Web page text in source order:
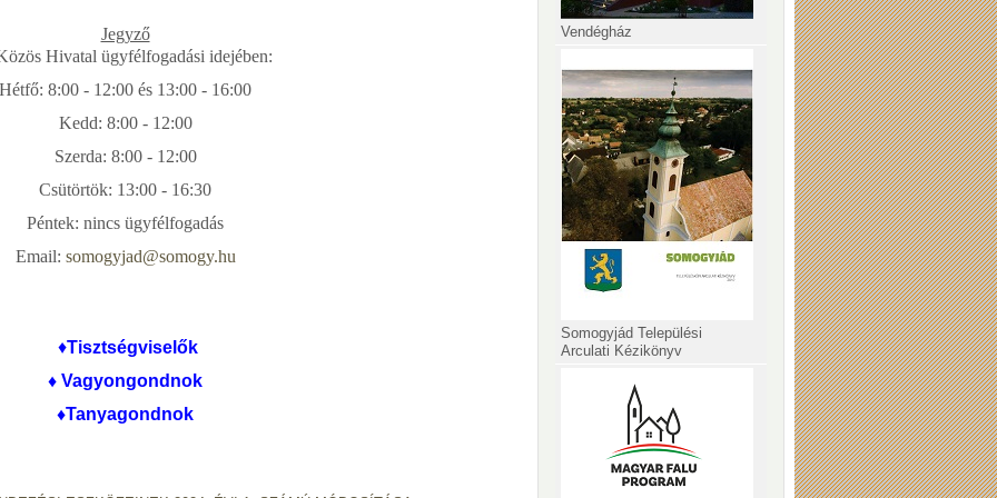
Vendégház
Somogyjád Települési
Arculati Kézikönyv
Jegyző
Hivatal ügyfélfogadási idejében:
Hétfő: 8:00 - 12:00 és 13:00 - 16:00
Kedd: 8:00 - 12:00
Szerda: 8:00 - 12:00
Csütörtök: 13:00 - 16:30
Péntek: nincs ügyfélfogadás
Email: somogyjad@somogy.hu
♦Tisztségviselők
♦ Vagyongondnok
♦Tanyagondnok